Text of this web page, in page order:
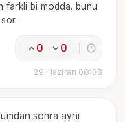
farkli bi modda. bunu
0 0
29 Haziran 08:38
sonra ayni